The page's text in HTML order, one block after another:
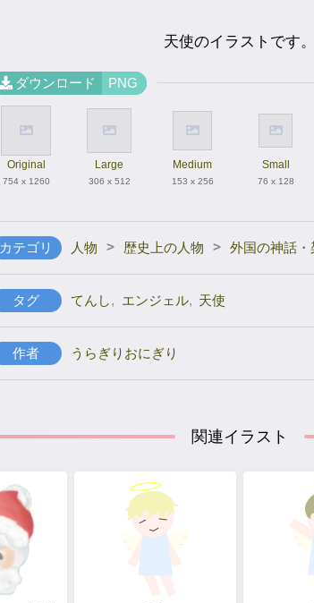
天使のイラストです。
ダウンロード PNG
Original
754 x 1260
Large
306 x 512
Medium
153 x 256
Small
76 x 128
カテゴリ 人物 > 歴史上の人物 > 外国の神話・
タグ てんし, エンジェル, 天使
作者 うらぎりおにぎり
関連イラスト